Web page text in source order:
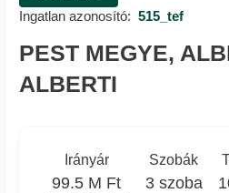
Ingatlan azonosító: 515_tef
PEST MEGYE,
ALBERTI
Irányár
99.5 M Ft
Szobák
3 szoba